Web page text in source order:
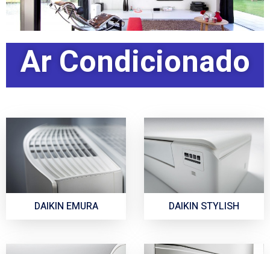
Ar Condicionado
DAIKIN EMURA DAIKIN STYLISH